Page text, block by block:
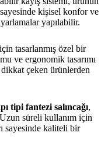
sayesinde kişisel konfor ve
yapılabilir.
tasarlanmış özel bir
ve ergonomik tasarımı
çeken ürünlerden
tipi fantezi salıncağı,
süreli kullanım için
sayesinde kaliteli bir